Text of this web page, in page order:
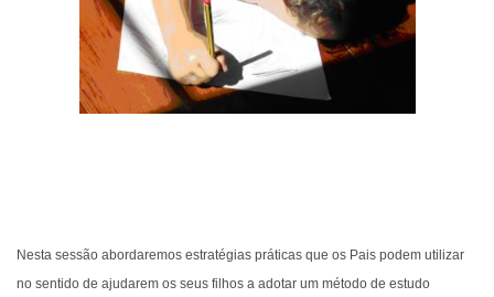
Nesta sessão abordaremos estratégias práticas que os Pais podem utilizar
no sentido de ajudarem os seus filhos a adotar um método de estudo